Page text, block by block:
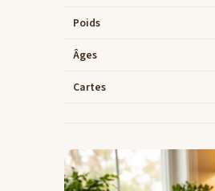
Poids
Âges
Cartes